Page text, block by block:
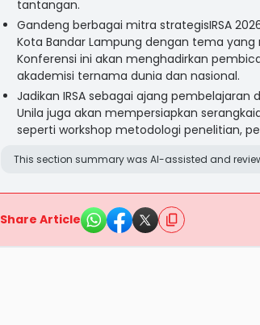
tantangan.
Gandeng berbagai mitra strategisIRSA
Kota Bandar Lampung dengan tema
Konferensi ini akan menghadirkan
akademisi ternama dunia dan nasional.
Jadikan IRSA sebagai ajang pembelajaran
Unila juga akan mempersiapkan
seperti workshop metodologi penelitian,
This section summary was AI-assisted and
Share Article